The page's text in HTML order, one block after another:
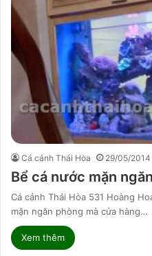
Cá cảnh Thái Hòa 29/05/2014
Bể cá nước mặn
Cá cảnh Thái Hòa 531 Hoàng
mặn ngăn phòng mà cửa hàng…
Xem thêm